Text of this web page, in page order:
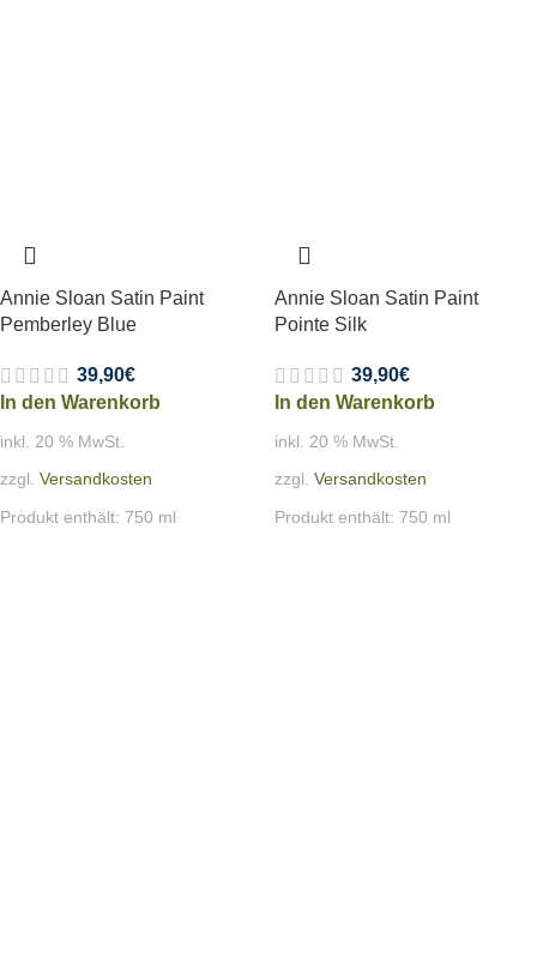
Annie Sloan Satin Paint
Pemberley Blue
39,90€
In den Warenkorb
inkl. 20 % MwSt.
zzgl. Versandkosten
Produkt enthält: 750 ml
Annie Sloan Satin Paint
Pointe Silk
39,90€
In den Warenkorb
inkl. 20 % MwSt.
zzgl. Versandkosten
Produkt enthält: 750 ml